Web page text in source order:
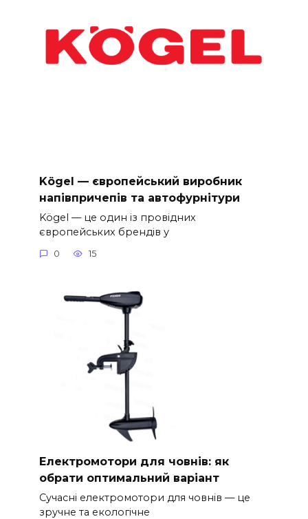
Kögel — європейський виробник
напівпричепів та автофурнітури
Kögel — це один із провідних
європейських брендів у
0 15
Електромотори для човнів: як
обрати оптимальний варіант
Сучасні електромотори для човнів — це
зручне та екологічне